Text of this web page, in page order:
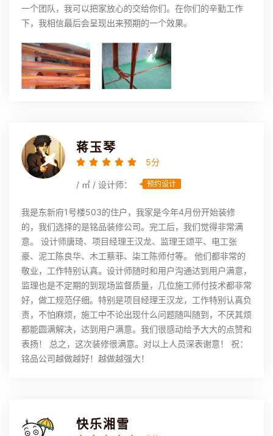
一个团队，我可以把家放心的交给你们。在你们的辛勤工作
下，我相信最后会呈现出来预期的一个效果。
蒋玉琴
5分
/ ㎡ / 设计师： 预约设计
我是东新府1号楼503的住户，我家是今年4月份开始装修
的，我们选择的是铭品装修公司。完工后，我们觉得非常满
意。 设计师唐琦、项目经理王汉龙、监理王颂平、电工张
豪、泥工陈良华、木工蔡菲、柒工陈师付等。 他们都非常的
敬业，工作特别认真。设计师随时和用户沟通达到用户满意，
监理也是不定期的到现场监督质量，几位施工师付技术都非常
好，做工规范仔细。特别是项目经理王汉龙，工作特别认真负
责，不怕麻烦，施工中不论出现什么问题随叫随到，不厌其烦
都能圆满解决，达到用户满意。我们很感动给予大大的点赞和
表扬！ 总之，这次装修很满意。对以上人员深表谢意！ 祝：
铭品公司越做越好！越做越强大！
快乐湘雪